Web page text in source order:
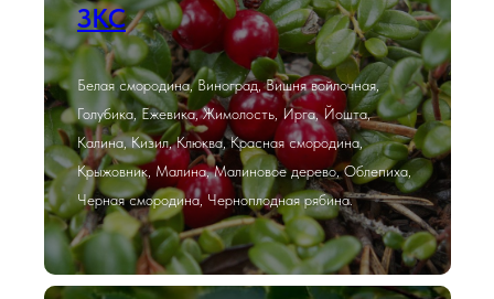
ЗКС
Белая смородина, Виноград, Вишня войлочная,
Голубика, Ежевика, Жимолость, Ирга, Йошта,
Калина, Кизил, Клюква, Красная смородина,
Крыжовник, Малина, Малиновое дерево, Облепиха,
Черная смородина, Черноплодная рябина.